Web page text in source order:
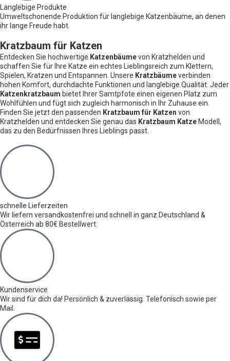
Langlebige Produkte
Umweltschonende Produktion für langlebige Katzenbäume, an denen
ihr lange Freude habt.
Kratzbaum für Katzen
Entdecken Sie hochwertige Katzenbäumevon Kratzhelden und
schaffen Sie für Ihre Katze ein echtes Lieblingsreich zum Klettern,
Spielen, Kratzen und Entspannen. Unsere Kratzbäumeverbinden
hohen Komfort, durchdachte Funktionen und langlebige Qualität. Jeder
Katzenkratzbaum bietet Ihrer Samtpfote einen eigenen Platz zum
Wohlfühlen und fügt sich zugleich harmonisch in Ihr Zuhause ein.
Finden Sie jetzt den passenden Kratzbaum für Katzen von
Kratzhelden und entdecken Sie genau das Kratzbaum Katze Modell,
das zu den Bedürfnissen Ihres Lieblings passt.
schnelle Lieferzeiten
Wir liefern versandkostenfrei und schnell in ganz Deutschland &
Österreich ab 80€ Bestellwert.
Kundenservice
Wir sind für dich da! Persönlich & zuverlässig. Telefonisch sowie per
Mail.